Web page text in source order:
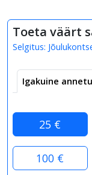
Toeta väärt
Selgitus:
Igakuine
25 €
100 €